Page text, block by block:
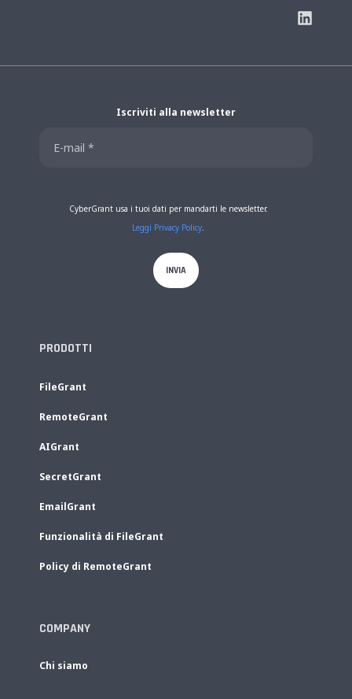
Iscriviti alla newsletter
CyberGrant usa i tuoi dati per mandarti le newsletter.
Leggi Privacy Policy.
PRODOTTI
FileGrant
RemoteGrant
AIGrant
SecretGrant
EmailGrant
Funzionalità di FileGrant
Policy di RemoteGrant
COMPANY
Chi siamo